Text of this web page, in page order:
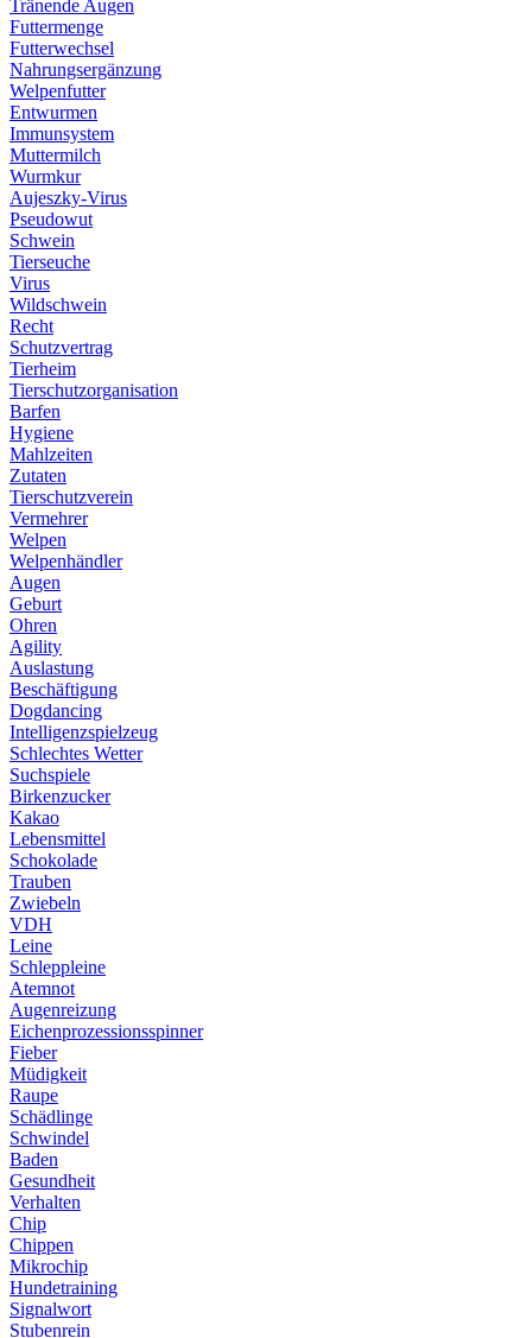
Tränende Augen
Futtermenge
Futterwechsel
Nahrungsergänzung
Welpenfutter
Entwurmen
Immunsystem
Muttermilch
Wurmkur
Aujeszky-Virus
Pseudowut
Schwein
Tierseuche
Virus
Wildschwein
Recht
Schutzvertrag
Tierheim
Tierschutzorganisation
Barfen
Hygiene
Mahlzeiten
Zutaten
Tierschutzverein
Vermehrer
Welpen
Welpenhändler
Augen
Geburt
Ohren
Agility
Auslastung
Beschäftigung
Dogdancing
Intelligenzspielzeug
Schlechtes Wetter
Suchspiele
Birkenzucker
Kakao
Lebensmittel
Schokolade
Trauben
Zwiebeln
VDH
Leine
Schleppleine
Atemnot
Augenreizung
Eichenprozessionsspinner
Fieber
Müdigkeit
Raupe
Schädlinge
Schwindel
Baden
Gesundheit
Verhalten
Chip
Chippen
Mikrochip
Hundetraining
Signalwort
Stubenrein